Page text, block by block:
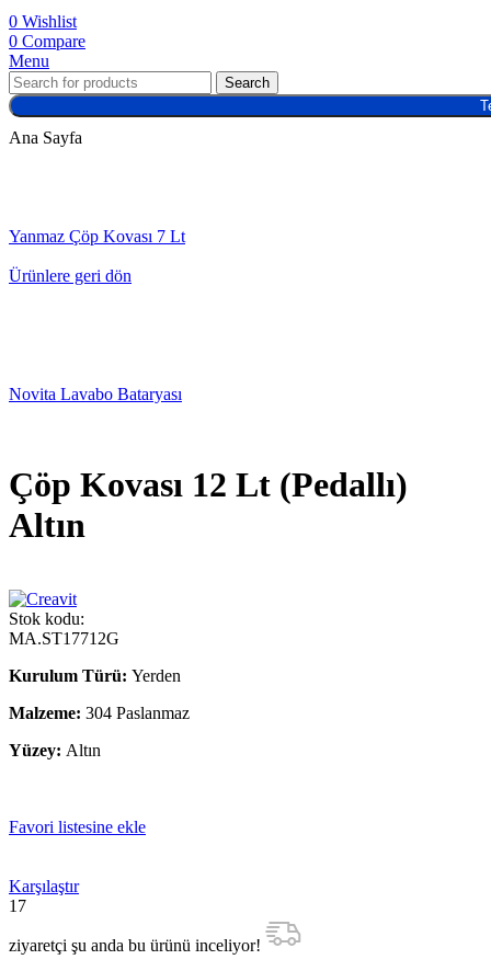
0 Wishlist
0 Compare
Menu
Search
Ana Sayfa
Yanmaz Çöp Kovası 7 Lt
Ürünlere geri dön
Novita Lavabo Bataryası
Çöp Kovası 12 Lt (Pedallı)
Altın
Stok kodu:
MA.ST17712G
Kurulum Türü: Yerden
Malzeme: 304 Paslanmaz
Yüzey: Altın
Favori listesine ekle
Karşılaştır
17
ziyaretçi şu anda bu ürünü inceliyor!